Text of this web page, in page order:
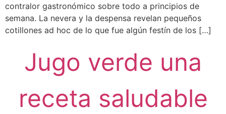
contralor gastronómico sobre todo a principios de
semana. La nevera y la despensa revelan pequeños
cotillones ad hoc de lo que fue algún festín de los […]
Jugo verde una
receta saludable